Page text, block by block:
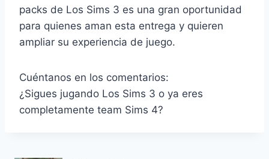
packs de Los Sims 3 es una gran oportunidad
para quienes aman esta entrega y quieren
ampliar su experiencia de juego.
Cuéntanos en los comentarios:
¿Sigues jugando Los Sims 3 o ya eres
completamente team Sims 4?